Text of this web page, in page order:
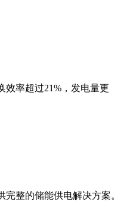
效率超过21%，发电量更
整的储能供电解决方案。